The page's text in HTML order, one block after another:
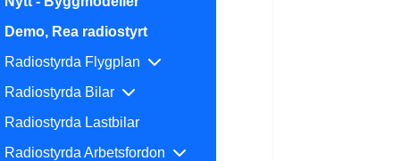
Demo, Rea radiostyrt
Radiostyrda Flygplan
Radiostyrda Bilar
Radiostyrda Lastbilar
Radiostyrda Arbetsfordon